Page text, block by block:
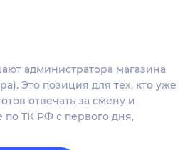
администратора магазина
Это позиция для тех, кто уже
отвечать за смену и
ТК РФ с первого дня,